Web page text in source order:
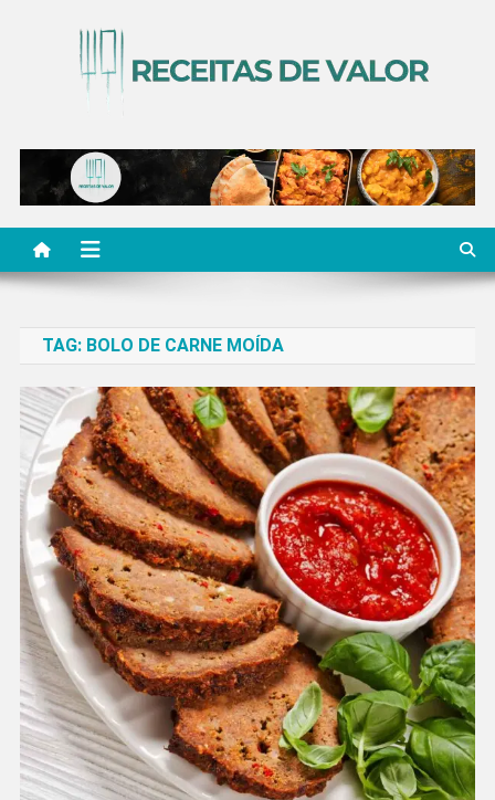
Receitas de Valor
TAG: BOLO DE CARNE MOÍDA